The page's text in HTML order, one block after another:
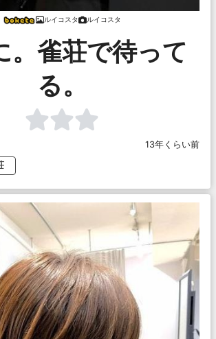
ルイコスタ ルイコスタ
。雀荘で待って
る。
13年くらい前